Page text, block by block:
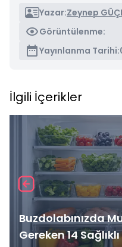
Yazar:Zeynep
Görüntülenme:
Yayınlanma Tarihi:
İlgili İçerikler
Buzdolabınızda
Gereken 14